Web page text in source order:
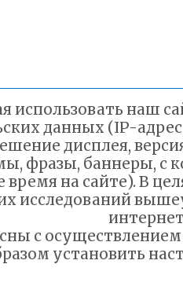
использовать наш
данных (IP-
дисплея,
фразы, баннеры, с
время на сайте). В
исследований
с
установить